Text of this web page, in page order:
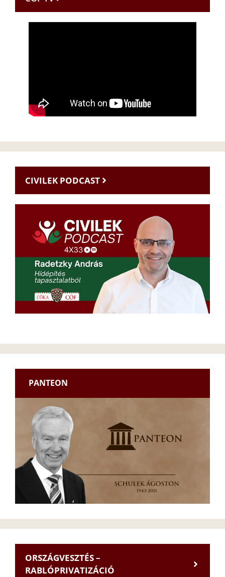
CIVILEK PODCAST
PANTEON
ORSZÁGVESZTÉS –
RABLÓPRIVATIZÁCIÓ